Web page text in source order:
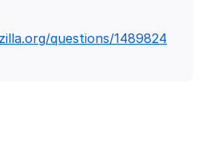
questions/1489824